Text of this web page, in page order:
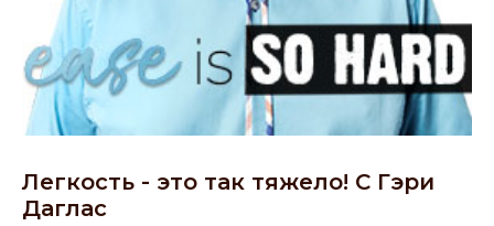
Легкость - это так тяжело! С Гэри
Даглас